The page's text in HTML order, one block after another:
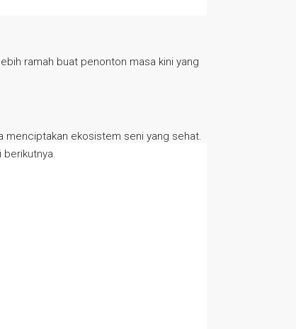
ramah buat penonton masa kini yang
menciptakan ekosistem seni yang sehat.
berikutnya.